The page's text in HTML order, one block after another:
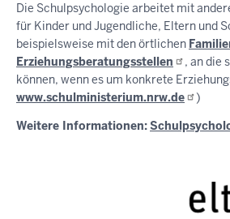
Die Schulpsychologie arbeitet mit
für Kinder und Jugendliche, Eltern und
beispielsweise mit den örtlichen
Erziehungsberatungsstellen
, an die
können, wenn es um konkrete
www.schulministerium.nrw.de
)
Weitere Informationen: